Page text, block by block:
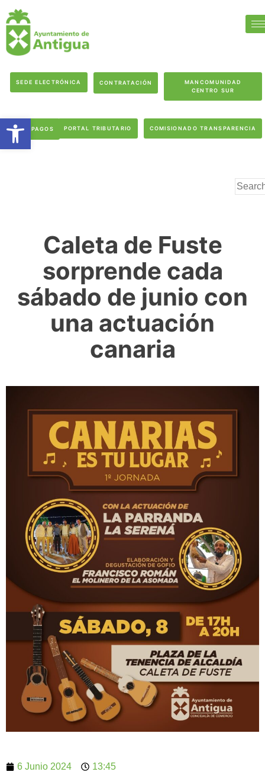
SEDE ELECTRÓNICA CONTRATACIÓN
MANCOMUNIDAD
CENTRO SUR
PAGOS PORTAL TRIBUTARIO COMISIONADO TRANSPARENCIA
Caleta de Fuste
sorprende cada
sábado de junio con
una actuación
canaria
6 Junio 2024 13:45
Abrir barra de herramientas